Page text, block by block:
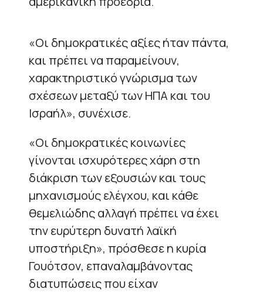
«Οι δημοκρατικές αξίες ήταν πάντα,
και πρέπει να παραμείνουν,
χαρακτηριστικό γνώρισμα των
σχέσεων μεταξύ των ΗΠΑ και του
Ισραήλ», συνέχισε.
«Οι δημοκρατικές κοινωνίες
γίνονται ισχυρότερες χάρη στη
διάκριση των εξουσιών και τους
μηχανισμούς ελέγχου, και κάθε
θεμελιώδης αλλαγή πρέπει να έχει
την ευρύτερη δυνατή λαϊκή
υποστήριξη», πρόσθεσε η κυρία
Γουότσον, επαναλαμβάνοντας
διατυπώσεις που είχαν